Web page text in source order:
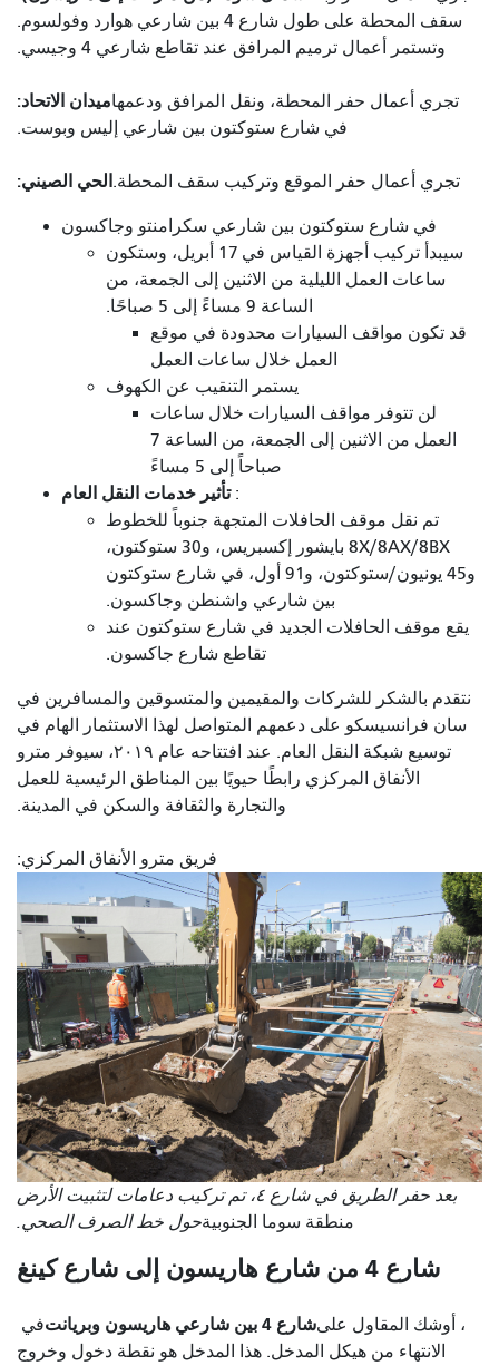
سقف المحطة على طول شارع 4 بين شارعي هوارد وفولسوم.
وتستمر أعمال ترميم المرافق عند تقاطع شارعي 4 وجيسي.
ميدان الاتحاد:تجري أعمال حفر المحطة، ونقل المرافق ودعمها
في شارع ستوكتون بين شارعي إليس وبوست.
الحي الصيني:تجري أعمال حفر الموقع وتركيب سقف المحطة.
في شارع ستوكتون بين شارعي سكرامنتو وجاكسون
سيبدأ تركيب أجهزة القياس في 17 أبريل، وستكون
ساعات العمل الليلية من الاثنين إلى الجمعة، من
الساعة 9 مساءً إلى 5 صباحًا.
قد تكون مواقف السيارات محدودة في موقع
العمل خلال ساعات العمل
يستمر التنقيب عن الكهوف
لن تتوفر مواقف السيارات خلال ساعات
العمل من الاثنين إلى الجمعة، من الساعة 7
صباحاً إلى 5 مساءً
تأثير خدمات النقل العام:
تم نقل موقف الحافلات المتجهة جنوباً للخطوط
8X/8AX/8BX بايشور إكسبريس، و30 ستوكتون،
و45 يونيون/ستوكتون، و91 أول، في شارع ستوكتون
بين شارعي واشنطن وجاكسون.
يقع موقف الحافلات الجديد في شارع ستوكتون عند
تقاطع شارع جاكسون.
نتقدم بالشكر للشركات والمقيمين والمتسوقين والمسافرين في
سان فرانسيسكو على دعمهم المتواصل لهذا الاستثمار الهام في
توسيع شبكة النقل العام. عند افتتاحه عام ٢٠١٩، سيوفر مترو
الأنفاق المركزي رابطًا حيويًا بين المناطق الرئيسية للعمل
والتجارة والثقافة والسكن في المدينة.
فريق مترو الأنفاق المركزي:
بعد حفر الطريق في شارع ٤، تم تركيب دعامات لتثبيت الأرض
حول خط الصرف الصحي.منطقة سوما الجنوبية
شارع 4 من شارع هاريسون إلى شارع كينغ
في شارع 4 بين شارعي هاريسون وبريانت، أوشك المقاول على
الانتهاء من هيكل المدخل. هذا المدخل هو نقطة دخول وخروج